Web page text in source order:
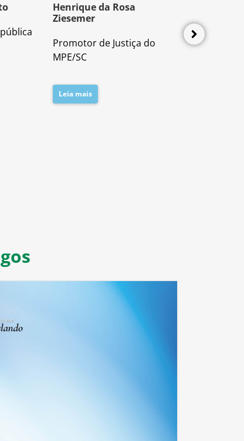
Henrique da Rosa
Ziesemer
Promotor de Justiça do
MPE/SC
Leia mais
Advogado e
Direito